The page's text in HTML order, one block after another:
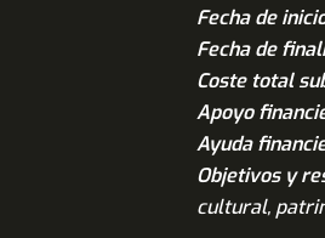
Fecha de
Fecha de
Coste total
Apoyo
Ayuda
Objetivos y
cultural,